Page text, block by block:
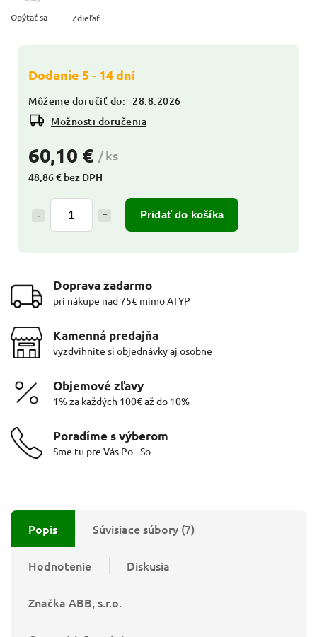
60,10 € / ks
48,86 € bez DPH
Pridať do košíka
Dodanie 5 - 14 dní
Môžeme doručiť do:
28.8.2026
Možnosti doručenia
Opýtať sa Zdieľať
Doprava zadarmo
pri nákupe nad 75€ mimo ATYP
Kamenná predajňa
vyzdvihnite si objednávky aj osobne
Objemové zľavy
1% za každých 100€ až do 10%
Poradíme s výberom
Sme tu pre Vás Po - So
Popis Súvisiace súbory (7)
Hodnotenie Diskusia
Značka ABB, s.r.o.